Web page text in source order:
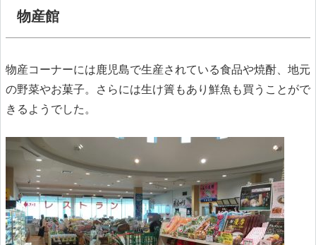
物産館
物産コーナーには鹿児島で生産されている食品や焼酎、地元
の野菜やお菓子。さらには生け簀もあり鮮魚も買うことがで
きるようでした。